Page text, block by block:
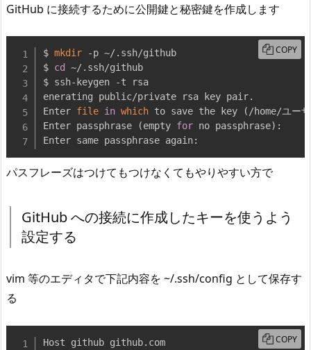
GitHub に接続するために公開鍵と秘密鍵を作成します
$ mkdir -p ~/.ssh/github
$ cd
~/.ssh/github
$ ssh-keygen -t rsa
enerating public/private rsa key pair.
Enter file in which to save the key (/home/ユー
Enter passphrase
(empty for no passphrase) :
Enter same passphrase again:
COPY
パスフレーズはつけてもつけなくてもやりやすい方で
GitHub への接続に作成したキーを使うよう
設定する
vim 等のエディタで下記内容を ~/.ssh/config として保存す
る
Host github github.com
COPY